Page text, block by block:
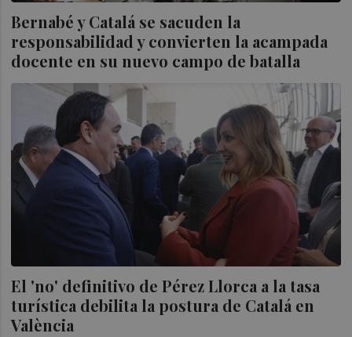
Bernabé y Catalá se sacuden la
responsabilidad y convierten la acampada
docente en su nuevo campo de batalla
El 'no' definitivo de Pérez Llorca a la tasa
turística debilita la postura de Catalá en
València